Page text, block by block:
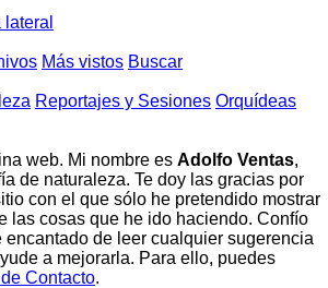
lateral
Más vistos Buscar
Reportajes y Sesiones Orquídeas
web. Mi nombre es Adolfo Ventas,
de naturaleza. Te doy las gracias por
con el que sólo he pretendido mostrar
las cosas que he ido haciendo. Confío
encantado de leer cualquier sugerencia
a mejorarla. Para ello, puedes
Contacto.